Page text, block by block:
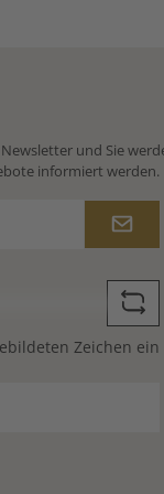
und Sie
informiert werden.
Zeichen ein